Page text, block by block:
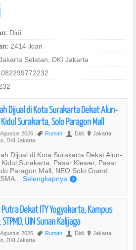
Didi
2414 iklan
Selatan, DKI Jakarta
082299772232
Dijual di Kota Surakarta Dekat Alun-
Surakarta, Solo Paragon Mall
2026 , Rumah U Didi ? Jakarta
DKI Jakarta
Dijual di Kota Surakarta Dekat Alun-
Kidul Surakarta, Pasar Klewer, Pasar
Paragon Mall, NEO Solo Grand
Selengkapnya )
Dekat ITY Yogyakarta, Kampus
STPMD, UIN Sunan Kalijaga
2026 , Rumah U Didi ? Jakarta
DKI Jakarta